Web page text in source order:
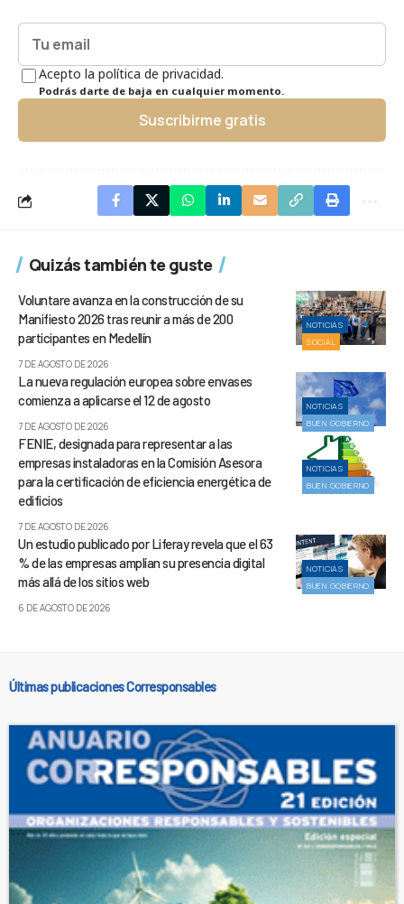
Acepto la política de privacidad.
Podrás darte de baja en cualquier momento.
Suscribirme gratis
Quizás también te guste
NOTICIAS
SOCIAL
Voluntare avanza en la construcción de su
Manifiesto 2026 tras reunir a más de 200
participantes en Medellín
7 DE AGOSTO DE 2026
NOTICIAS
BUEN GOBIERNO
La nueva regulación europea sobre envases
comienza a aplicarse el 12 de agosto
7 DE AGOSTO DE 2026
NOTICIAS
BUEN GOBIERNO
FENIE, designada para representar a las
empresas instaladoras en la Comisión Asesora
para la certificación de eficiencia energética de
edificios
7 DE AGOSTO DE 2026
NOTICIAS
BUEN GOBIERNO
Un estudio publicado por Liferay revela que el 63
% de las empresas amplían su presencia digital
más allá de los sitios web
6 DE AGOSTO DE 2026
Últimas publicaciones Corresponsables